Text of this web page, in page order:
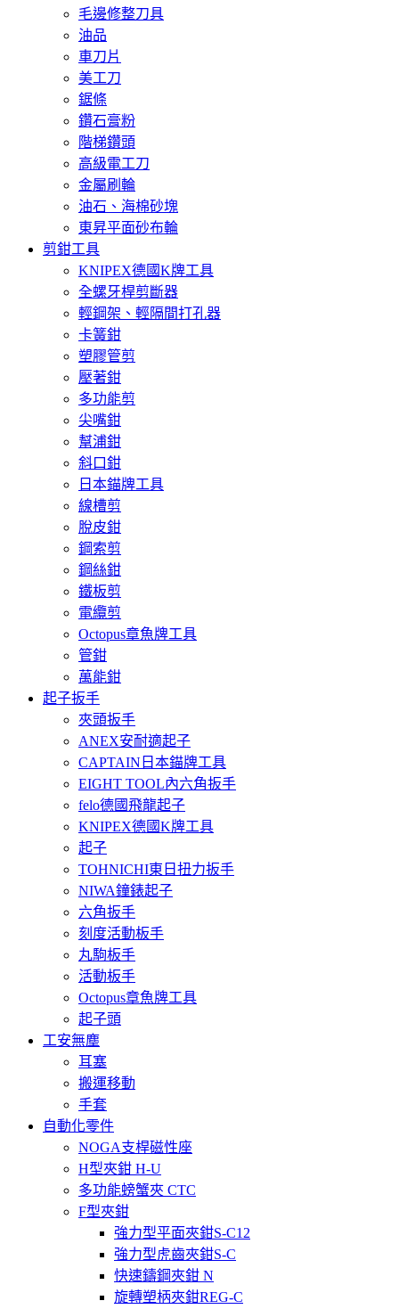
毛邊修整刀具
油品
車刀片
美工刀
鋸條
鑽石膏粉
階梯鑽頭
高級電工刀
金屬刷輪
油石、海棉砂塊
東昇平面砂布輪
剪鉗工具
KNIPEX德國K牌工具
全螺牙桿剪斷器
輕鋼架、輕隔間打孔器
卡簧鉗
塑膠管剪
壓著鉗
多功能剪
尖嘴鉗
幫浦鉗
斜口鉗
日本錨牌工具
線槽剪
脫皮鉗
鋼索剪
鋼絲鉗
鐵板剪
電纜剪
Octopus章魚牌工具
管鉗
萬能鉗
起子扳手
夾頭扳手
ANEX安耐適起子
CAPTAIN日本錨牌工具
EIGHT TOOL內六角扳手
felo德國飛龍起子
KNIPEX德國K牌工具
起子
TOHNICHI東日扭力扳手
NIWA鐘錶起子
六角扳手
刻度活動板手
丸駒板手
活動板手
Octopus章魚牌工具
起子頭
工安無塵
耳塞
搬運移動
手套
自動化零件
NOGA支桿磁性座
H型夾鉗 H-U
多功能螃蟹夾 CTC
F型夾鉗
強力型平面夾鉗S-C12
強力型虎齒夾鉗S-C
快速鑄鋼夾鉗 N
旋轉塑柄夾鉗REG-C